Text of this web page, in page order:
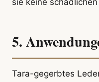
5.
Tara-gegerbtes